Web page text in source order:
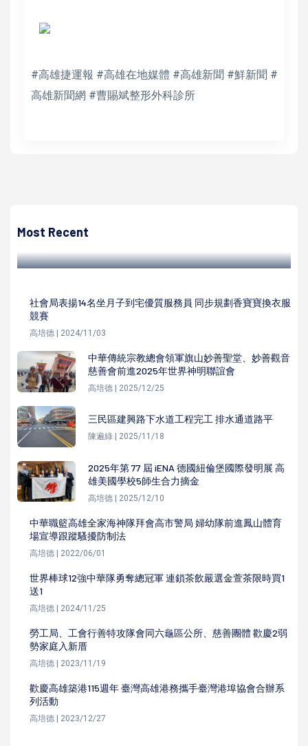
#高雄捷運報 #高雄在地媒體 #高雄新聞 #鮮新聞 #
高雄新聞網 #曹賜斌整形外科診所
Most Recent
報行控中心
社會局表揚14名坐月子到宅優質服務員 同步規劃香寶寶換衣服
競賽
高培德 | 2024/11/03
中華傳統宗教總會領軍旗山妙善聖堂、妙善觀音
慈善會前進2025年世界神明聯誼會
高培德 | 2025/12/25
三民區建興路下水道工程完工 排水通道路平
陳遍綠 | 2025/11/18
2025年第 77 屆 iENA 德國紐倫堡國際發明展 高
雄美國學校5師生合力摘金
高培德 | 2025/12/10
中華職籃高雄全家海神隊拜會高市警局 婦幼隊前進鳳山體育
場宣導跟蹤騷擾防制法
高培德 | 2022/06/01
世界棒球12強中華隊勇奪總冠軍 連鎖茶飲嚴選金萱茶限時買1
送1
高培德 | 2024/11/25
勞工局、工會行善特攻隊會同六龜區公所、慈善團體 歡慶2弱
勢家庭入新厝
高培德 | 2023/11/19
歡慶高雄築港115週年 臺灣高雄港務攜手臺灣港埠協會合辦系
列活動
高培德 | 2023/12/27